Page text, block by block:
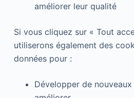
améliorer leur qualité
Si vous cliquez sur « Tout
utiliserons également des
données pour :
Développer de